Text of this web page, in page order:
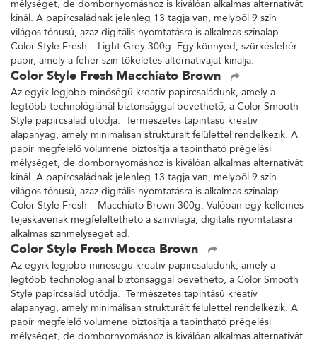
mélységet, de dombornyomáshoz is kiválóan alkalmas alternatívát
kínál. A papírcsaládnak jelenleg 13 tagja van, melyből 9 szín
világos tónusú, azaz digitális nyomtatásra is alkalmas színalap.
Color Style Fresh – Light Grey 300g: Egy könnyed, szürkésfehér
papír, amely a fehér szín tökéletes alternatíváját kínálja.
Color Style Fresh Macchiato Brown
Az egyik legjobb minőségű kreatív papírcsaládunk, amely a
legtöbb technológiánál biztonsággal bevethető, a Color Smooth
Style papírcsalád utódja. Természetes tapintású kreatív
alapanyag, amely minimálisan strukturált felülettel rendelkezik. A
papír megfelelő volumene biztosítja a tapintható prégelési
mélységet, de dombornyomáshoz is kiválóan alkalmas alternatívát
kínál. A papírcsaládnak jelenleg 13 tagja van, melyből 9 szín
világos tónusú, azaz digitális nyomtatásra is alkalmas színalap.
Color Style Fresh – Macchiato Brown 300g: Valóban egy kellemes
tejeskávénak megfeleltethető a színvilága, digitális nyomtatásra
alkalmas színmélységet ad.
Color Style Fresh Mocca Brown
Az egyik legjobb minőségű kreatív papírcsaládunk, amely a
legtöbb technológiánál biztonsággal bevethető, a Color Smooth
Style papírcsalád utódja. Természetes tapintású kreatív
alapanyag, amely minimálisan strukturált felülettel rendelkezik. A
papír megfelelő volumene biztosítja a tapintható prégelési
mélységet, de dombornyomáshoz is kiválóan alkalmas alternatívát